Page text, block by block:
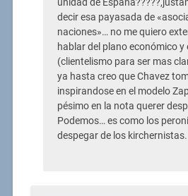
unidad de
decir esa payasada de
naciones»… no me quiero
hablar del plano económico
(clientelismo para ser mas
ya hasta creo que Chavez
inspirandose en el modelo
pésimo en la nota querer
Podemos… es como los
despegar de los kirchernistas.